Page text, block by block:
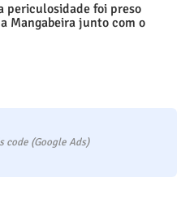
periculosidade foi preso
Mangabeira junto com o
code (Google Ads)